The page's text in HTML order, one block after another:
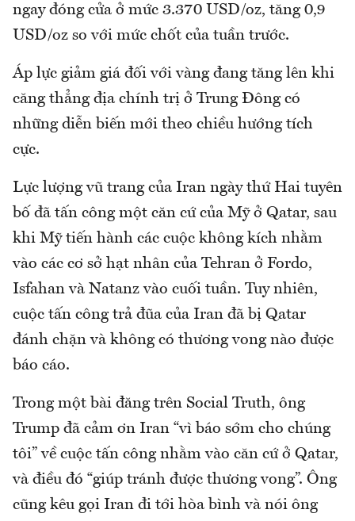
ngay đóng cửa ở mức 3.370 USD/oz, tăng 0,9
USD/oz so với mức chốt của tuần trước.
Áp lực giảm giá đối với vàng đang tăng lên khi
căng thẳng địa chính trị ở Trung Đông có
những diễn biến mới theo chiều hướng tích
cực.
Lực lượng vũ trang của Iran ngày thứ Hai tuyên
bố đã tấn công một căn cứ của Mỹ ở Qatar, sau
khi Mỹ tiến hành các cuộc không kích nhằm
vào các cơ sở hạt nhân của Tehran ở Fordo,
Isfahan và Natanz vào cuối tuần. Tuy nhiên,
cuộc tấn công trả đũa của Iran đã bị Qatar
đánh chặn và không có thương vong nào được
báo cáo.
Trong một bài đăng trên Social Truth, ông
Trump đã cảm ơn Iran “vì báo sớm cho chúng
tôi” về cuộc tấn công nhằm vào căn cứ ở Qatar,
và điều đó “giúp tránh được thương vong”. Ông
cũng kêu gọi Iran đi tới hòa bình và nói ông